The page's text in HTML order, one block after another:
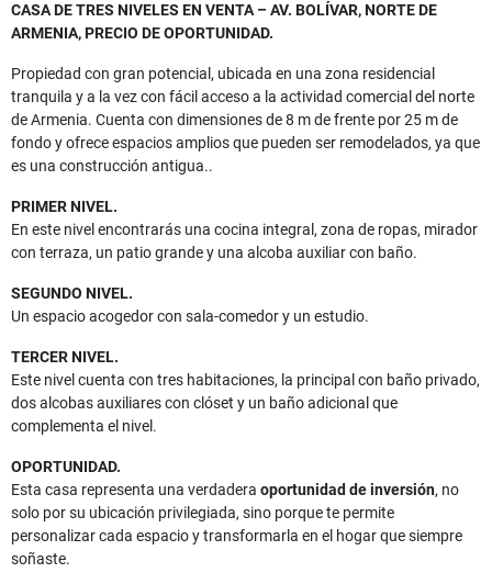
CASA DE TRES NIVELES EN VENTA – AV. BOLÍVAR, NORTE DE
ARMENIA, PRECIO DE OPORTUNIDAD.
Propiedad con gran potencial, ubicada en una zona residencial
tranquila y a la vez con fácil acceso a la actividad comercial del norte
de Armenia. Cuenta con dimensiones de 8 m de frente por 25 m de
fondo y ofrece espacios amplios que pueden ser remodelados, ya que
es una construcción antigua..
PRIMER NIVEL.
En este nivel encontrarás una cocina integral, zona de ropas, mirador
con terraza, un patio grande y una alcoba auxiliar con baño.
SEGUNDO NIVEL.
Un espacio acogedor con sala-comedor y un estudio.
TERCER NIVEL.
Este nivel cuenta con tres habitaciones, la principal con baño privado,
dos alcobas auxiliares con clóset y un baño adicional que
complementa el nivel.
OPORTUNIDAD.
Esta casa representa una verdadera oportunidad de inversión, no
solo por su ubicación privilegiada, sino porque te permite
personalizar cada espacio y transformarla en el hogar que siempre
soñaste.